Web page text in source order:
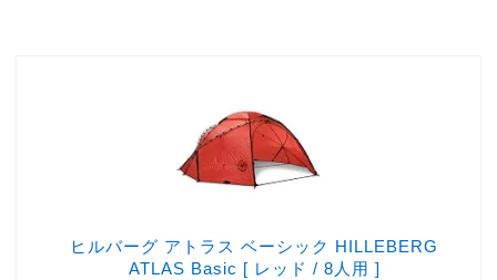
ヒルバーグ アトラス ベーシック HILLEBERG
ATLAS Basic [ レッド / 8人用 ]